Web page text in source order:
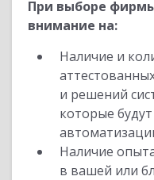
При выборе
внимание на:
Наличие и
и решений
которые
Наличие
в вашей или